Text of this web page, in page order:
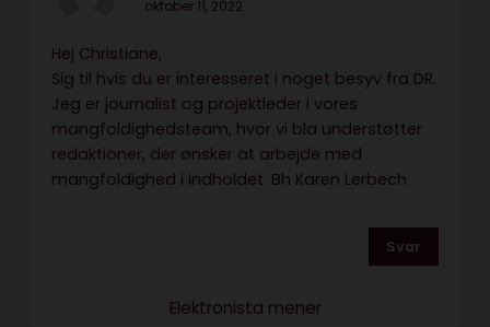
oktober 11, 2022
Hej Christiane,
Sig til hvis du er interesseret i noget besyv fra DR.
Jeg er journalist og projektleder i vores
mangfoldighedsteam, hvor vi bla understøtter
redaktioner, der ønsker at arbejde med
mangfoldighed i indholdet. Bh Karen Lerbech
Svar
Elektronista mener